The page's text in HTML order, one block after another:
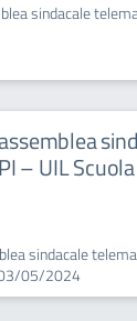
sindacale
– UIL
sindacale
03/05/2024